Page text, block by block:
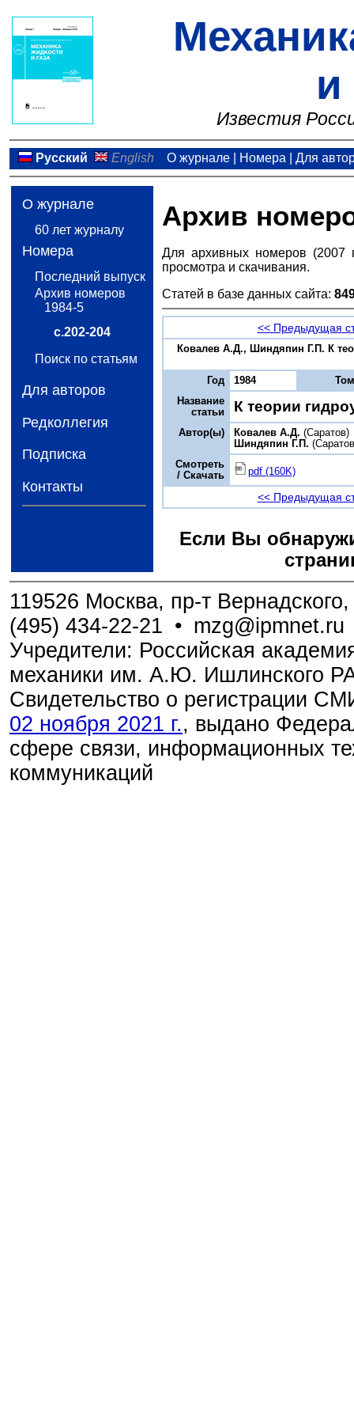
и
Известия
Русский English О журнале| Номера Для
О журнале
60 лет журналу
Номера
Последний выпуск
Архив номеров
1984-5
с.202-204
Поиск по статьям
Для авторов
Редколлегия
Подписка
Контакты
Архив
Для архивных номеров (2007
просмотра и скачивания.
Статей в базе данных сайта:
<< Предыдущая
Ковалев А.Д., Шиндяпин Г.П. К
Год 1984
Название
статьи
К теории
Автор(ы) Ковалев А.Д. (Саратов)
Шиндяпин Г.П.
Смотреть
/ Скачать
pdf (160K)
<< Предыдущая
Если Вы
119526 Москва, пр-т
(495) 434-22-21 • mzg@ipmnet.ru
Учредители: Российская
механики им. А.Ю. Ишлинского
Свидетельство о регистрации
02 ноября 2021 г., выдано
сфере связи, информационных
коммуникаций